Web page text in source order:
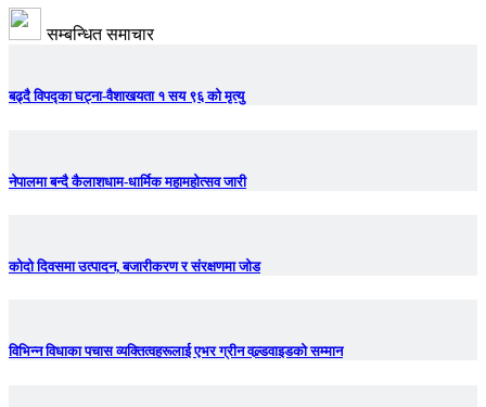
सम्बन्धित समाचार
बढ्दै विपद्का घट्ना-वैशाखयता १ सय ९६ को मृत्यु
नेपालमा बन्दै कैलाशधाम-धार्मिक महामहोत्सव जारी
कोदो दिवसमा उत्पादन, बजारीकरण र संरक्षणमा जोड
विभिन्न विधाका पचास व्यक्तित्वहरूलाई एभर ग्रीन वल्र्डवाइडको सम्मान